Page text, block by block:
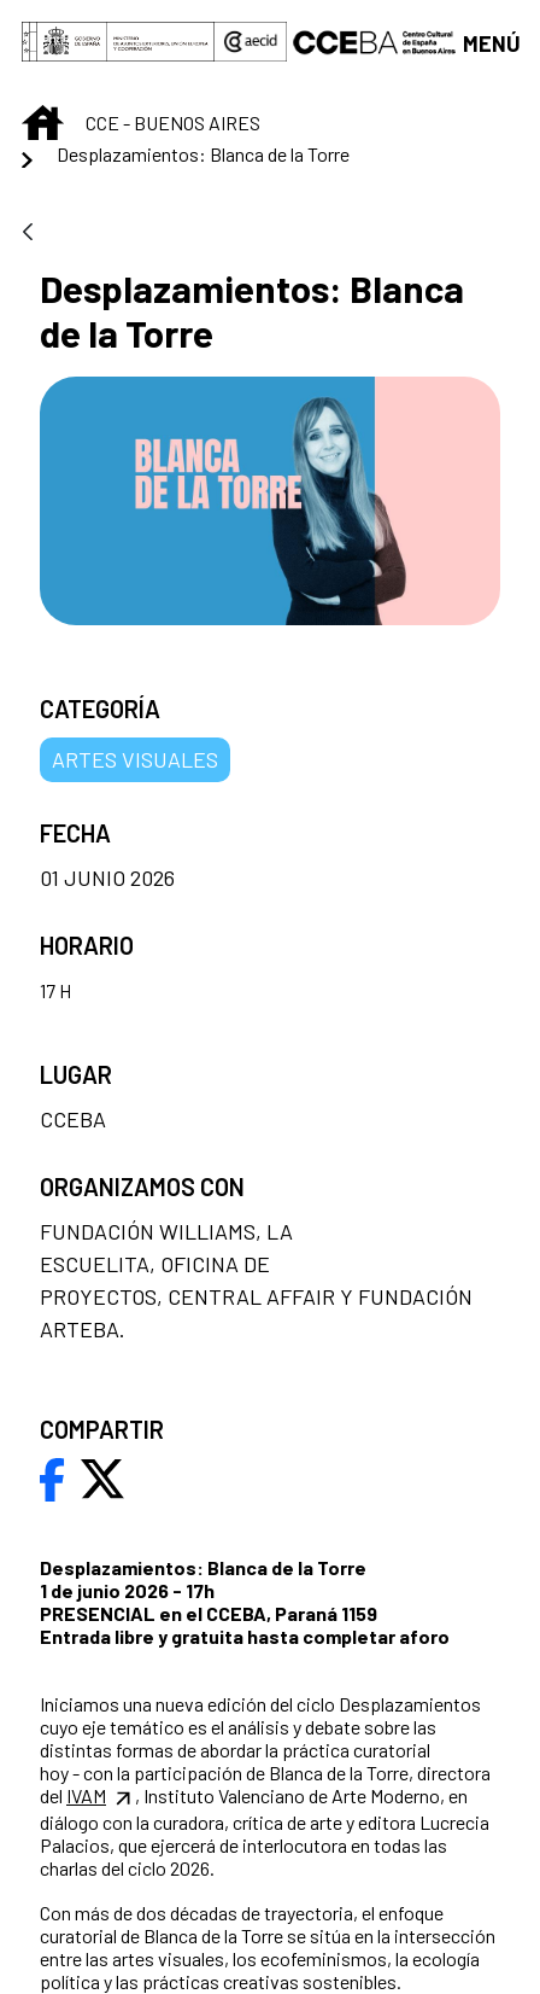
Saltar al contenido principal
MENÚ
INICIOCCE - BUENOS AIRES
Desplazamientos: Blanca de la Torre
Desplazamientos: Blanca
de la Torre
Desplazamientos: Blanca de la Torre
1 de junio 2026 - 17h
PRESENCIAL en el CCEBA, Paraná 1159
Entrada libre y gratuita hasta completar aforo
Iniciamos una nueva edición del ciclo Desplazamientos
cuyo eje temático es el análisis y debate sobre las
distintas formas de abordar la práctica curatorial
hoy - con la participación de Blanca de la Torre, directora
del IVAM
, Instituto Valenciano de Arte Moderno, en
diálogo con la curadora, crítica de arte y editora Lucrecia
Palacios, que ejercerá de interlocutora en todas las
charlas del ciclo 2026.
Con más de dos décadas de trayectoria, el enfoque
curatorial de Blanca de la Torre se sitúa en la intersección
entre las artes visuales, los ecofeminismos, la ecología
política y las prácticas creativas sostenibles.
CATEGORÍA
ARTES VISUALES
FECHA
01 JUNIO 2026
HORARIO
17 H
LUGAR
CCEBA
ORGANIZAMOS CON
FUNDACIÓN WILLIAMS, LA
ESCUELITA, OFICINA DE
PROYECTOS, CENTRAL AFFAIR Y FUNDACIÓN
ARTEBA.
COMPARTIR